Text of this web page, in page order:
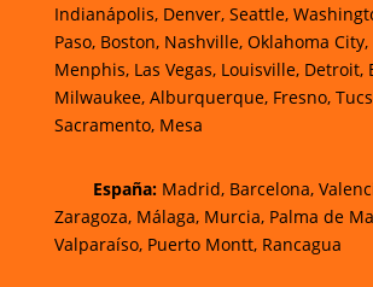
Indianápolis, Denver, Seattle,
Paso, Boston, Nashville, Oklahoma
Menphis, Las Vegas, Louisville, Detroit,
Milwaukee, Alburquerque, Fresno,
Sacramento, Mesa
España: Madrid, Barcelona,
Zaragoza, Málaga, Murcia, Palma de
Valparaíso, Puerto Montt, Rancagua